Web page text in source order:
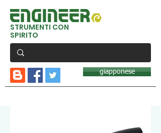
STRUMENTI CON
SPIRITO
giapponese